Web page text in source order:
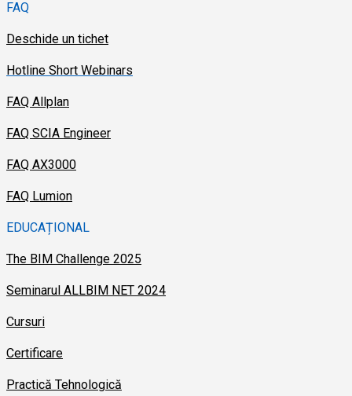
FAQ
Deschide un tichet
Hotline Short Webinars
FAQ Allplan
FAQ SCIA Engineer
FAQ AX3000
FAQ Lumion
EDUCAȚIONAL
The BIM Challenge 2025
Seminarul ALLBIM NET 2024
Cursuri
Certificare
Practică Tehnologică